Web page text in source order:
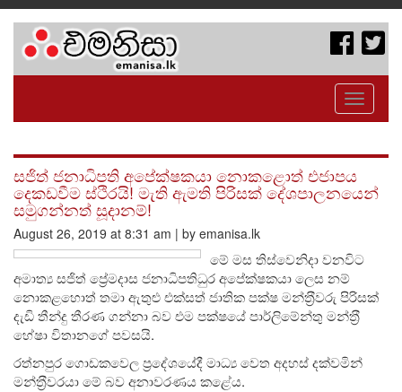
Toggle
සජිත් ජනාධිපති අපේක්ෂකයා නොකළොත් එජාපය
දෙකඩවීම ස්ථිරයි! මැති ඇමති පිරිසක් දේශපාලනයෙන්
සමුගන්නත් සූදානම්!
August 26, 2019 at 8:31 am | by emanisa.lk
මේ මස තිස්වෙනිදා වනවිට
අමාත්‍ය සජිත් ප්‍රේමදාස ජනාධිපතිධුර අපේක්ෂකයා ලෙස නම්
නොකළහොත් තමා ඇතුළු එක්සත් ජාතික පක්ෂ මන්ත‍්‍රීවරු පිරිසක්
දැඩි තීන්දු තීරණ ගන්නා බව එම පක්ෂයේ පාර්ලිමේන්තු මන්ත‍්‍රී
හේෂා විතානගේ පවසයි.
රත්නපුර ගොඩකවෙල ප‍්‍රදේශයේදී මාධ්‍ය වෙත අදහස් දක්වමින්
මන්ත‍්‍රීවරයා මේ බව අනාවරණය කළේය.